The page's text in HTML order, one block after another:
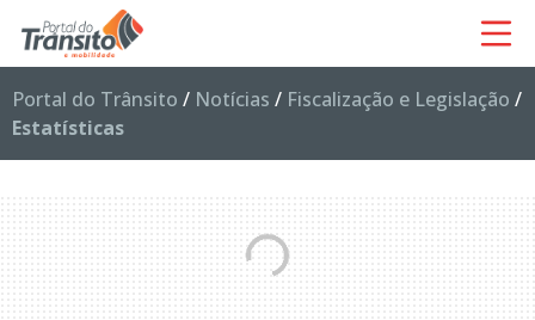
Portal do Trânsito / Notícias / Fiscalização e Legislação /
Estatísticas